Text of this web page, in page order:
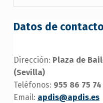
Datos de contacto
Dirección: Plaza de
(Sevilla)
Teléfonos: 955 86 75 74
Email: apdis@apdis.es